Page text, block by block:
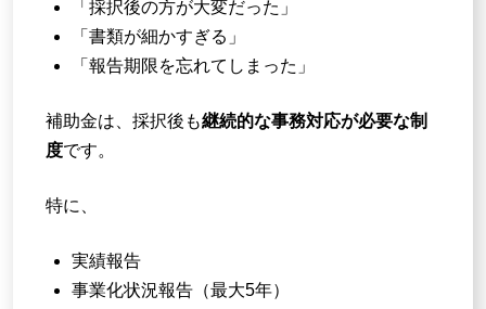
「採択後の方が大変だった」
「書類が細かすぎる」
「報告期限を忘れてしまった」
補助金は、採択後も継続的な事務対応が必要な制
度です。
特に、
実績報告
事業化状況報告（最大5年）